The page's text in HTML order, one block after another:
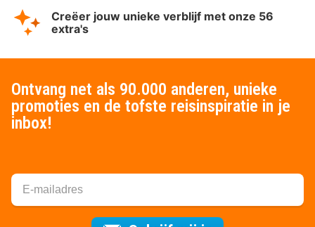
Creëer jouw unieke verblijf met onze 56
extra's
Ontvang net als 90.000 anderen, unieke
promoties en de tofste reisinspiratie in je
inbox!